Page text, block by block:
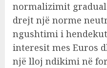
normalizimit
drejt një norme
ngushtimi i
interesit mes Euros
një lloj ndikimi në